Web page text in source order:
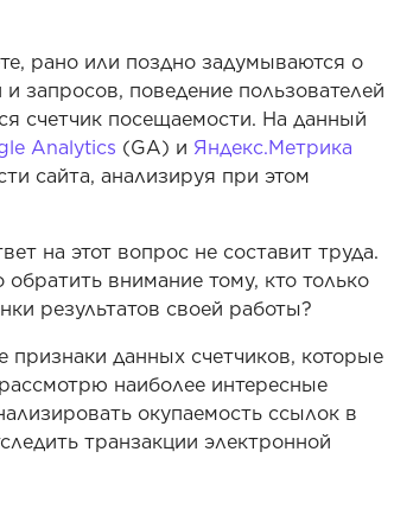
рано или поздно задумываются о
запросов, поведение пользователей
счетчик посещаемости. На данный
Analytics (GA) и Яндекс.Метрика
сайта, анализируя при этом
на этот вопрос не составит труда.
внимание тому, кто только
результатов своей работы?
признаки данных счетчиков, которые
наиболее интересные
окупаемость ссылок в
транзакции электронной